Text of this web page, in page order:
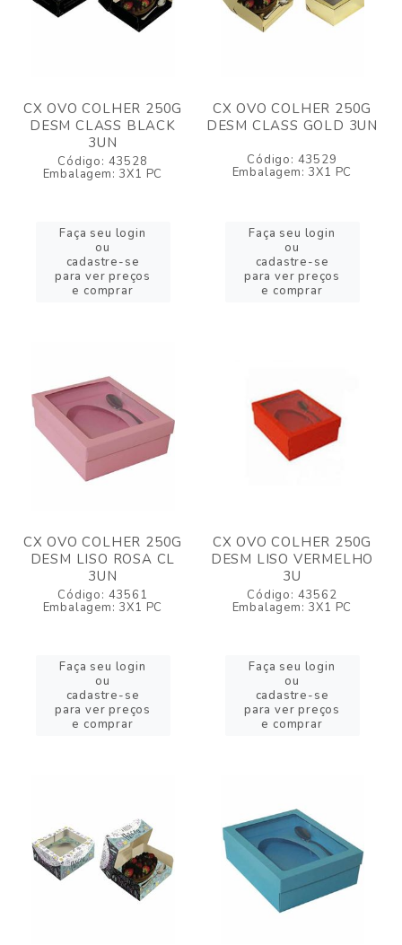
CX OVO COLHER 250G
DESM CLASS BLACK
3UN
Código: 43528
Embalagem: 3X1 PC
Faça seu login
ou
cadastre-se
para ver preços
e comprar
CX OVO COLHER 250G
DESM CLASS GOLD 3UN
Código: 43529
Embalagem: 3X1 PC
Faça seu login
ou
cadastre-se
para ver preços
e comprar
CX OVO COLHER 250G
DESM LISO ROSA CL
3UN
Código: 43561
Embalagem: 3X1 PC
Faça seu login
ou
cadastre-se
para ver preços
e comprar
CX OVO COLHER 250G
DESM LISO VERMELHO
3U
Código: 43562
Embalagem: 3X1 PC
Faça seu login
ou
cadastre-se
para ver preços
e comprar